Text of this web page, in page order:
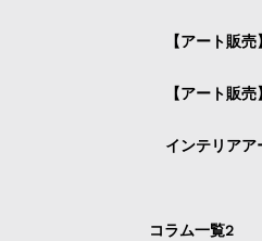
【アート販
【アート販
インテリアア
コラム一覧2